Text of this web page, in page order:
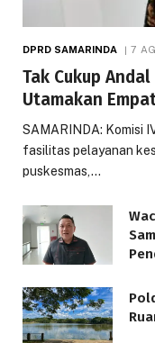
DPRD SAMARINDA 7
Tak Cukup
Utamakan
SAMARINDA: Komisi
fasilitas pelayanan
puskesmas,…